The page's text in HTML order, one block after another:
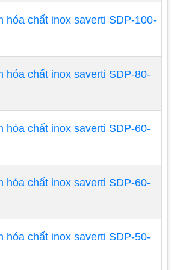
ăn mòn của các hóa chất
độ khác nhau;
điện vô tình có thể gây hại
hoặc khu vực xung quanh.
rộng có chủ ý vì máy bơm
chế tạo từ bất kỳ số lượng
ngành công nghiệp. Nhưng
sử dụng thiết bị, hãy cân nhắc
của nó.
hóa chất inox saverti SDP-100-
hóa chất inox saverti SDP-80-
hóa chất inox saverti SDP-60-
hóa chất inox saverti SDP-60-
hóa chất inox saverti SDP-50-